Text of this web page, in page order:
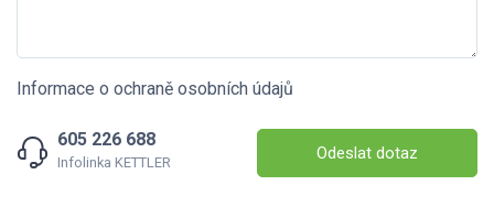
Informace o ochraně osobních údajů
605 226 688
Infolinka KETTLER Odeslat dotaz